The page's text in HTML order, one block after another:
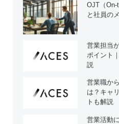
OJT（On-
と社員の
営業担当
ポイント
説
営業職か
は？キャ
トも解説
営業活動